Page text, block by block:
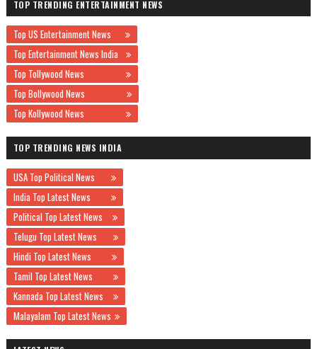
TOP TRENDING ENTERTAINMENT NEWS
Top US Entertainment News
Top Entertainment News India
Top Tollywood News
Top Bollywood News
Top Kollywood News
TOP TRENDING NEWS INDIA
USA Top Political News
India Top Latest News
Political Top Latest News
Telugu Top Latest News
Hindi Top Latest News
Tamil Top Latest News
Kannada Top Latest News
Malayalam Top Latest News